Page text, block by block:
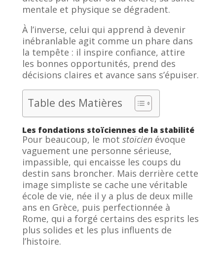
mentale et physique se dégradent.
À l’inverse, celui qui apprend à devenir
inébranlable agit comme un phare dans
la tempête : il inspire confiance, attire
les bonnes opportunités, prend des
décisions claires et avance sans s’épuiser.
Table des Matières
Les fondations stoïciennes de la stabilité
Pour beaucoup, le mot stoïcienévoque
vaguement une personne sérieuse,
impassible, qui encaisse les coups du
destin sans broncher. Mais derrière cette
image simpliste se cache une véritable
école de vie, née il y a plus de deux mille
ans en Grèce, puis perfectionnée à
Rome, qui a forgé certains des esprits les
plus solides et les plus influents de
l’histoire.